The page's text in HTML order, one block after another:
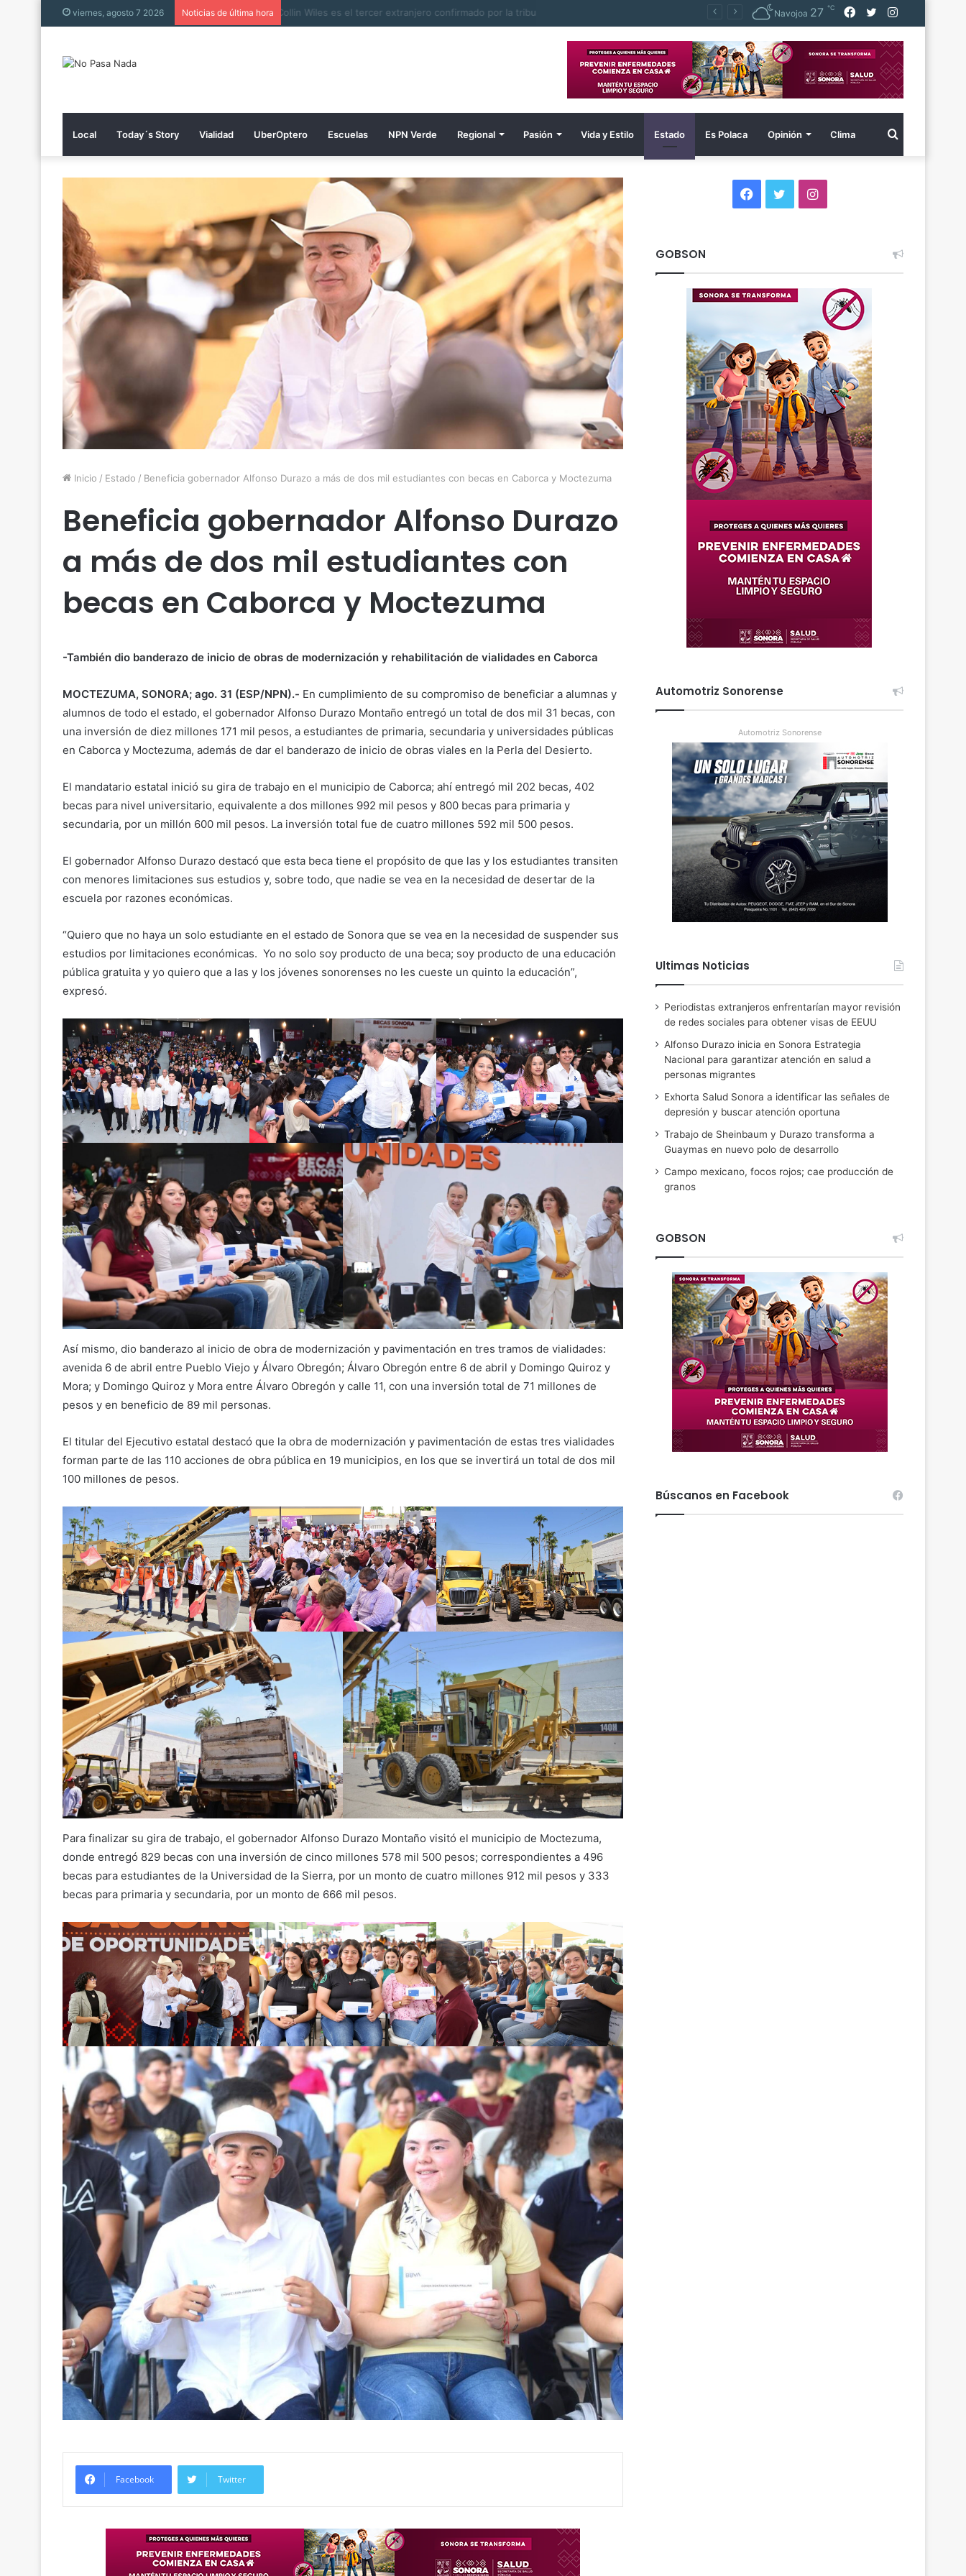
viernes, agosto 7 2026 Noticias de última hora Collin Wiles es el tercer extranjero confirmado por la tribu Instagram
Twitter
Facebook
Navojoa 27 ℃
Local Today´s Story Vialidad UberOptero Escuelas NPN Verde Regional Pasión Vida y Estilo Estado Es Polaca Opinión Clima Buscar
Inicio / Estado / Beneficia gobernador Alfonso Durazo a más de dos mil estudiantes con becas en Caborca y Moctezuma
Beneficia gobernador Alfonso Durazo
a más de dos mil estudiantes con
becas en Caborca y Moctezuma
-También dio banderazo de inicio de obras de modernización y rehabilitación de vialidades en Caborca
MOCTEZUMA, SONORA; ago. 31 (ESP/NPN).- En cumplimiento de su compromiso de beneficiar a alumnas y
alumnos de todo el estado, el gobernador Alfonso Durazo Montaño entregó un total de dos mil 31 becas, con
una inversión de diez millones 171 mil pesos, a estudiantes de primaria, secundaria y universidades públicas
en Caborca y Moctezuma, además de dar el banderazo de inicio de obras viales en la Perla del Desierto.
El mandatario estatal inició su gira de trabajo en el municipio de Caborca; ahí entregó mil 202 becas, 402
becas para nivel universitario, equivalente a dos millones 992 mil pesos y 800 becas para primaria y
secundaria, por un millón 600 mil pesos. La inversión total fue de cuatro millones 592 mil 500 pesos.
El gobernador Alfonso Durazo destacó que esta beca tiene el propósito de que las y los estudiantes transiten
con menores limitaciones sus estudios y, sobre todo, que nadie se vea en la necesidad de desertar de la
escuela por razones económicas.
“Quiero que no haya un solo estudiante en el estado de Sonora que se vea en la necesidad de suspender sus
estudios por limitaciones económicas. Yo no solo soy producto de una beca; soy producto de una educación
pública gratuita y yo quiero que a las y los jóvenes sonorenses no les cueste un quinto la educación”,
expresó.
Así mismo, dio banderazo al inicio de obra de modernización y pavimentación en tres tramos de vialidades:
avenida 6 de abril entre Pueblo Viejo y Álvaro Obregón; Álvaro Obregón entre 6 de abril y Domingo Quiroz y
Mora; y Domingo Quiroz y Mora entre Álvaro Obregón y calle 11, con una inversión total de 71 millones de
pesos y en beneficio de 89 mil personas.
El titular del Ejecutivo estatal destacó que la obra de modernización y pavimentación de estas tres vialidades
forman parte de las 110 acciones de obra pública en 19 municipios, en los que se invertirá un total de dos mil
100 millones de pesos.
Para finalizar su gira de trabajo, el gobernador Alfonso Durazo Montaño visitó el municipio de Moctezuma,
donde entregó 829 becas con una inversión de cinco millones 578 mil 500 pesos; correspondientes a 496
becas para estudiantes de la Universidad de la Sierra, por un monto de cuatro millones 912 mil pesos y 333
becas para primaria y secundaria, por un monto de 666 mil pesos.
Facebook Twitter
Facebook
TwitterInstagram
GOBSON
Automotriz Sonorense
Automotriz Sonorense
Ultimas Noticias
Periodistas extranjeros enfrentarían mayor revisión
de redes sociales para obtener visas de EEUU
Alfonso Durazo inicia en Sonora Estrategia
Nacional para garantizar atención en salud a
personas migrantes
Exhorta Salud Sonora a identificar las señales de
depresión y buscar atención oportuna
Trabajo de Sheinbaum y Durazo transforma a
Guaymas en nuevo polo de desarrollo
Campo mexicano, focos rojos; cae producción de
granos
GOBSON
Búscanos en Facebook